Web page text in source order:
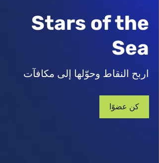
Stars of the
Sea
اربح النقاط وحوّلها إلى مكافآت
كن عضوًا